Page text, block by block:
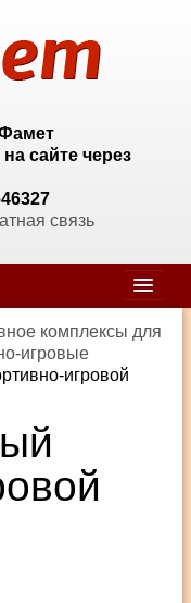
сайте через
связь
комплексы для
игровые
игровой